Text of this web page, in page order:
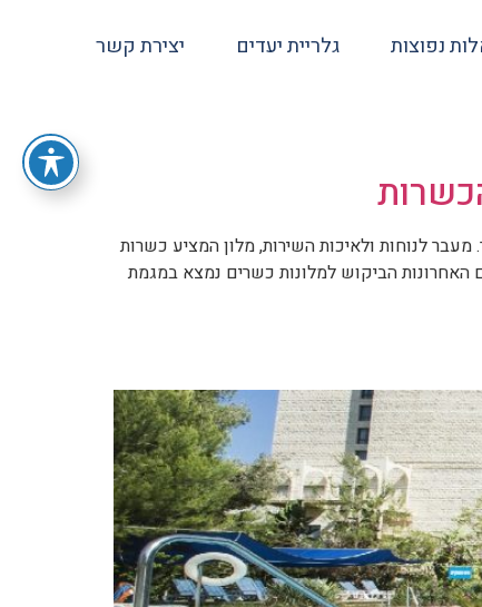
נפוצות גלריית יעדים יצירת קשר
לנוחות ולאיכות השירות, מלון המציע כשרות
הביקוש למלונות כשרים נמצא במגמת